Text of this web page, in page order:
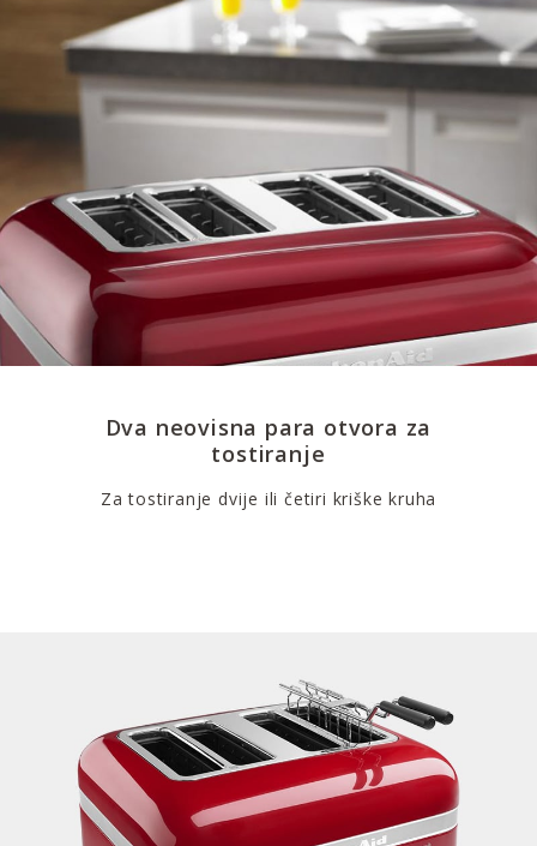
Dva neovisna para otvora za
tostiranje
Za tostiranje dvije ili četiri kriške kruha